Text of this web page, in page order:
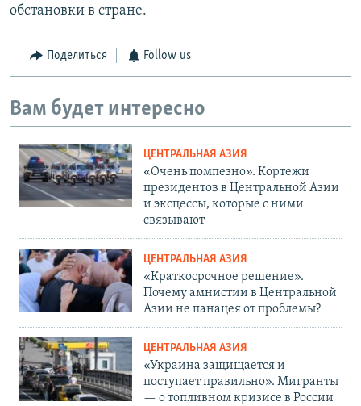
обстановки в стране.
Поделиться Follow us
Вам будет интересно
ЦЕНТРАЛЬНАЯ АЗИЯ
«Очень помпезно». Кортежи
президентов в Центральной Азии
и эксцессы, которые с ними
связывают
ЦЕНТРАЛЬНАЯ АЗИЯ
«Краткосрочное решение».
Почему амнистии в Центральной
Азии не панацея от проблемы?
ЦЕНТРАЛЬНАЯ АЗИЯ
«Украина защищается и
поступает правильно». Мигранты
— о топливном кризисе в России